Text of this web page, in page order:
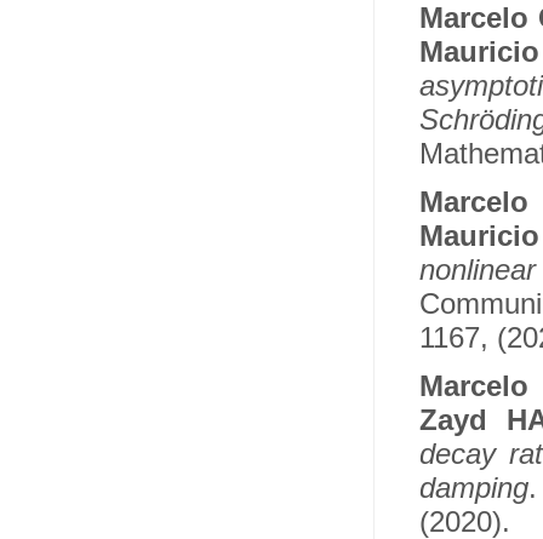
Marcelo
1167,
Marcelo
Zayd
decay
damping
(2020).